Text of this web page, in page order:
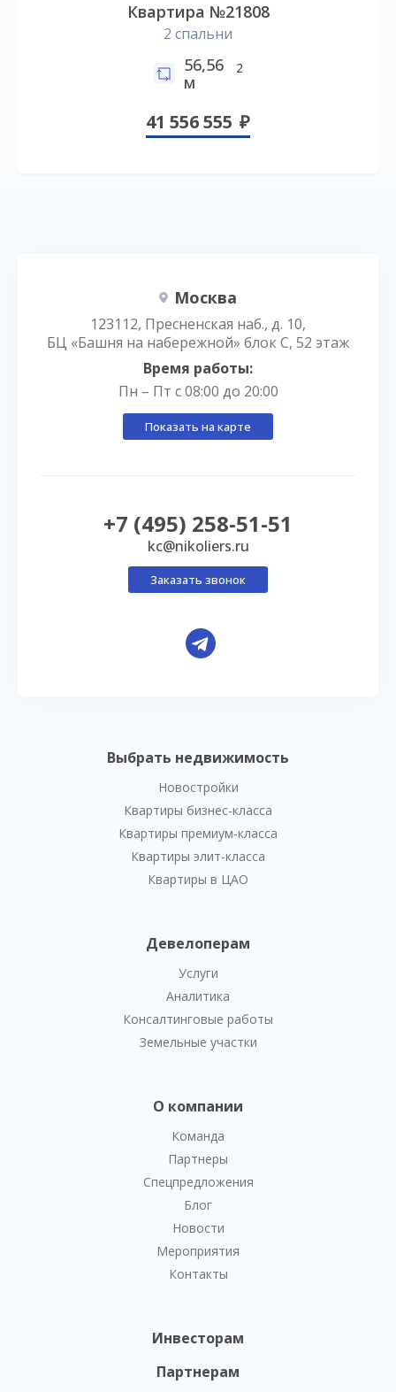
Квартира №21808
2 спальни
56,56
м
2
41 556 555
Выбрать недвижимость
Новостройки
Квартиры бизнес-класса
Квартиры премиум-класса
Квартиры элит-класса
Квартиры в ЦАО
Девелоперам
Услуги
Аналитика
Консалтинговые работы
Земельные участки
О компании
Команда
Партнеры
Спецпредложения
Блог
Новости
Мероприятия
Контакты
Инвесторам
Партнерам
Москва
123112, Пресненская наб., д. 10,
БЦ «Башня на набережной» блок С, 52 этаж
Время работы:
Пн – Пт с 08:00 до 20:00
Показать на карте
+7 (495) 258-51-51
kc@nikoliers.ru
Заказать звонок